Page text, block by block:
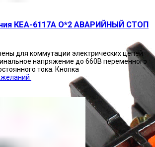
КЕА-6117А О*2 АВАРИЙНЫЙ СТОП
для коммутации электрических цепей
напряжение до 660В переменного
тока. Кнопка